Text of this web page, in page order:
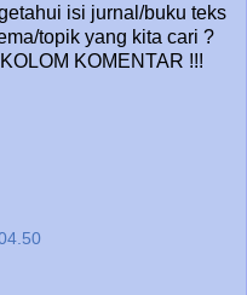
isi jurnal/buku teks
topik yang kita cari ?
KOMENTAR !!!